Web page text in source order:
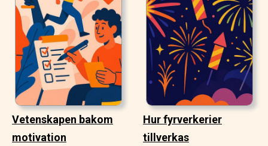
Vetenskapen bakom
motivation
Hur fyrverkerier
tillverkas